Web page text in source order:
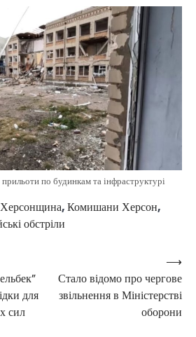
по будинкам та інфраструктурі
,Комишани Херсон,
обстріли
для
сил
Стало відомо про чергове
звільнення в Міністерстві
оборони
⟶